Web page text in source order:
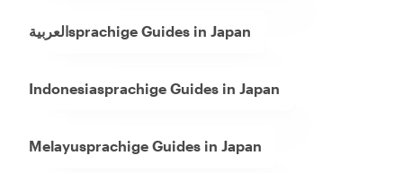
العربيةsprachige Guides in Japan
Indonesiasprachige Guides in Japan
Melayusprachige Guides in Japan